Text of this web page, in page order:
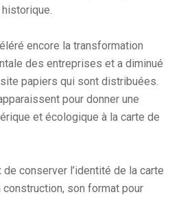
encore la transformation
des entreprises et a diminué
papiers qui sont distribuées.
pour donner une
et écologique à la carte de
conserver l’identité de la carte
son format pour